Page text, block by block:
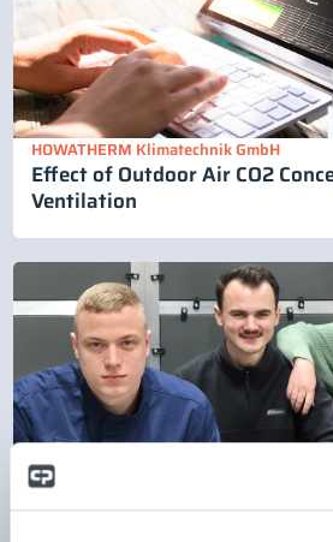
HOWATHERM Klimatechnik GmbH
Effect of Outdoor Air CO2
Ventilation
HOWATHERM Klimatechnik GmbH